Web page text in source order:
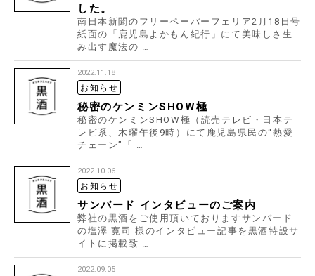
した。
南日本新聞のフリーペーパーフェリア2月18日号
紙面の「鹿児島よかもん紀行」にて美味しさ生
み出す魔法の …
2022.11.18
お知らせ
秘密のケンミンSHOW極
秘密のケンミンSHOW極（読売テレビ・日本テ
レビ系、木曜午後9時）にて鹿児島県民の“熱愛
チェーン”「 …
2022.10.06
お知らせ
サンバード インタビューのご案内
弊社の黒酒をご使用頂いておりますサンバード
の塩澤 寛司 様のインタビュー記事を黒酒特設サ
イトに掲載致 …
2022.09.05